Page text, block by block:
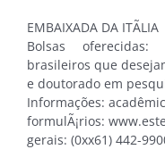
EMBAIXADA DA ITÃLIA
Bolsas oferecidas:
brasileiros que
e doutorado em
Informações:
formulÃ¡rios:
gerais: (0xx61) 442-